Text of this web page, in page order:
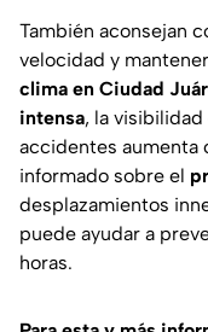
También aconsejan
velocidad y
clima en Ciudad
intensa, la
accidentes aumenta
informado sobre el
desplazamientos
puede ayudar a
horas.